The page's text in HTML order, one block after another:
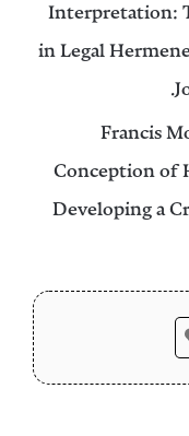
Interpretation:
in Legal
Francis
Conception of
Developing a